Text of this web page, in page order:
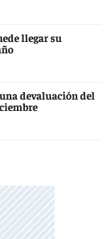
llegar su
devaluación del